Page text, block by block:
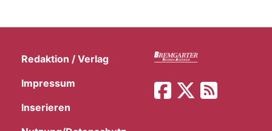
Redaktion / Verlag
Impressum
Inserieren